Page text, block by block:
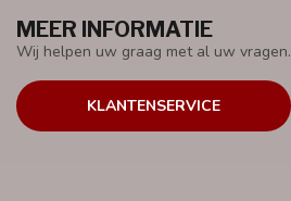
MEER INFORMATIE
Wij helpen uw graag met al uw vragen.
KLANTENSERVICE